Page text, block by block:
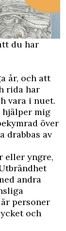
du har
år, och att
rida har
vara i nuet.
hjälper mig
över
drabbas av
eller yngre,
andra
personer
och